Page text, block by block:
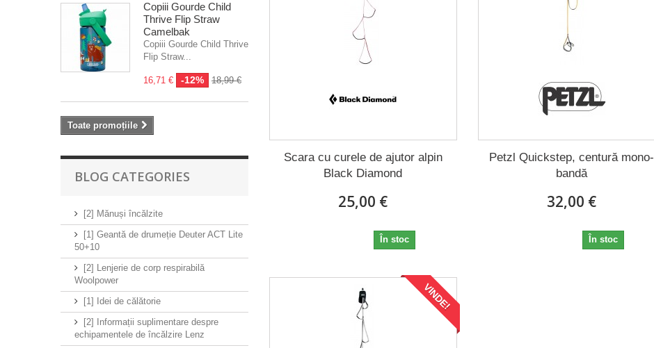
Copiii Gourde Child
Thrive Flip Straw
Camelbak
Copiii Gourde Child Thrive
Flip Straw...
16,71 € -12% 18,99 €
Toate promoțiile
BLOG CATEGORIES
[2] Mănuși încălzite
[1] Geantă de drumeție Deuter ACT Lite
50+10
[2] Lenjerie de corp respirabilă
Woolpower
[1] Idei de călătorie
[2] Informații suplimentare despre
echipamentele de încălzire Lenz
Scara cu curele de ajutor alpin
Black Diamond
25,00 €
În stoc
Petzl Quickstep, centură mono-
bandă
32,00 €
În stoc
VINDE!